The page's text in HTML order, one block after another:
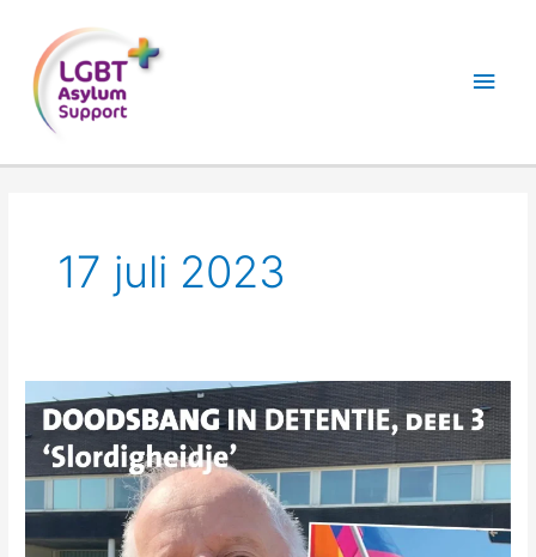
inhoud
17 juli 2023
‘Slordigheidje’
Deel
over
een
homoseksuele